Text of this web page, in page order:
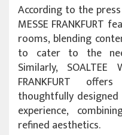
According to the press
MESSE FRANKFURT
rooms, blending
to cater to the
Similarly, SOALTEE
FRANKFURT
thoughtfully
experience,
refined aesthetics.